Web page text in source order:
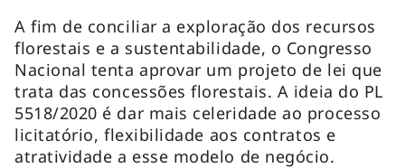
A fim de conciliar a exploração dos recursos
florestais e a sustentabilidade, o Congresso
Nacional tenta aprovar um projeto de lei que
trata das concessões florestais. A ideia do PL
5518/2020 é dar mais celeridade ao processo
licitatório, flexibilidade aos contratos e
atratividade a esse modelo de negócio.